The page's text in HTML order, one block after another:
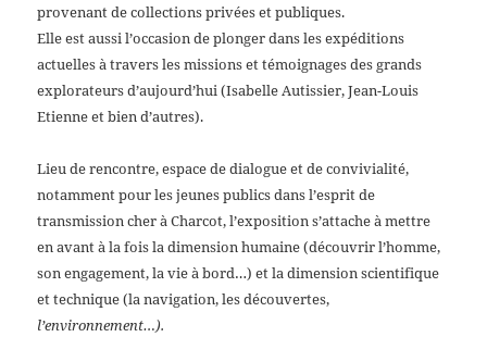
provenant de collections privées et publiques.
Elle est aussi l’occasion de plonger dans les expéditions
actuelles à travers les missions et témoignages des grands
explorateurs d’aujourd’hui (Isabelle Autissier, Jean-Louis
Etienne et bien d’autres).
Lieu de rencontre, espace de dialogue et de convivialité,
notamment pour les jeunes publics dans l’esprit de
transmission cher à Charcot, l’exposition s’attache à mettre
en avant à la fois la dimension humaine (découvrir l’homme,
son engagement, la vie à bord…) et la dimension scientifique
et technique (la navigation, les découvertes,
l’environnement…).